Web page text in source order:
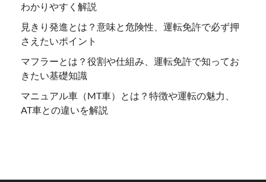
わかりやすく解説
見きり発進とは？意味と危険性、運転免許で必ず押
さえたいポイント
マフラーとは？役割や仕組み、運転免許で知ってお
きたい基礎知識
マニュアル車（MT車）とは？特徴や運転の魅力、
AT車との違いを解説